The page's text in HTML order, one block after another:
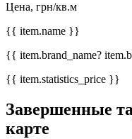
Цена, грн/кв.м
{{ item.name }}
{{ item.brand_name?
{{ item.statistics_price }}
Завершенные
карте